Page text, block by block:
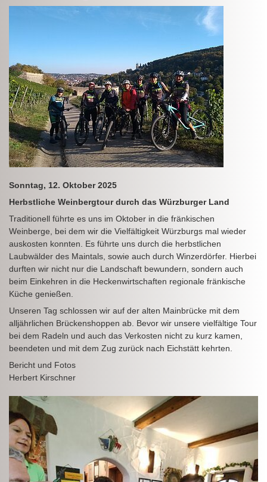
Sonntag, 12. Oktober 2025
Herbstliche Weinbergtour durch das Würzburger Land
Traditionell führte es uns im Oktober in die fränkischen
Weinberge, bei dem wir die Vielfältigkeit Würzburgs mal wieder
auskosten konnten. Es führte uns durch die herbstlichen
Laubwälder des Maintals, sowie auch durch Winzerdörfer. Hierbei
durften wir nicht nur die Landschaft bewundern, sondern auch
beim Einkehren in die Heckenwirtschaften regionale fränkische
Küche genießen.
Unseren Tag schlossen wir auf der alten Mainbrücke mit dem
alljährlichen Brückenshoppen ab. Bevor wir unsere vielfältige Tour
bei dem Radeln und auch das Verkosten nicht zu kurz kamen,
beendeten und mit dem Zug zurück nach Eichstätt kehrten.
Bericht und Fotos
Herbert Kirschner